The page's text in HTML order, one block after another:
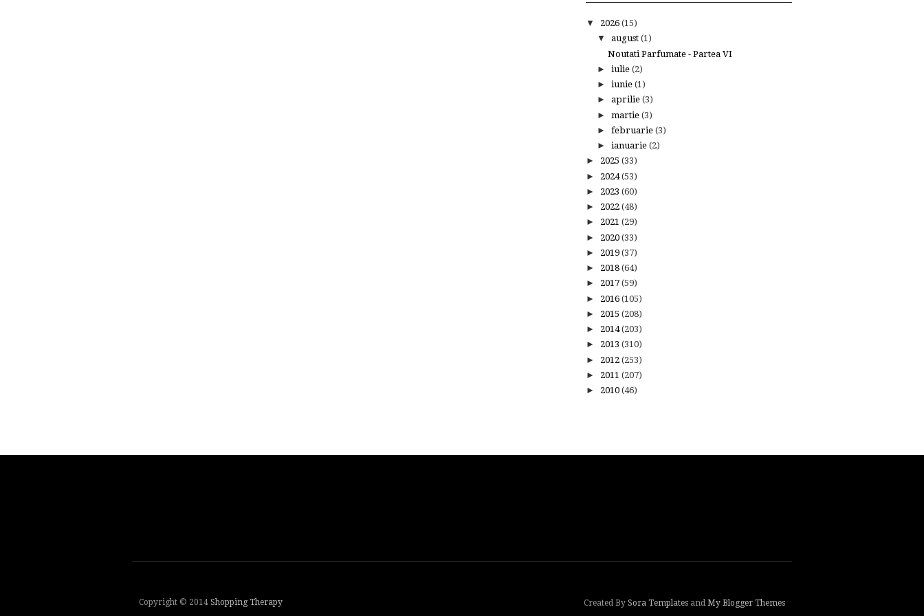
▼ 2026 (15)
▼ august (1)
Noutati Parfumate - Partea VI
► iulie (2)
► iunie (1)
► aprilie (3)
► martie (3)
► februarie (3)
► ianuarie (2)
► 2025 (33)
► 2024(53)
► 2023 (60)
► 2022 (48)
► 2021 (29)
► 2020 (33)
► 2019 (37)
► 2018 (64)
► 2017 (59)
► 2016 (105)
► 2015 (208)
► 2014(203)
► 2013 (310)
► 2012 (253)
► 2011 (207)
► 2010 (46)
Copyright © 2014 Shopping Therapy Created By Sora Templates and My Blogger Themes